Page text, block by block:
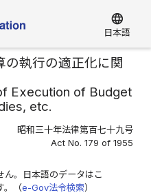
language
日本語
の執行の適正化に関
Execution of Budget
etc.
昭和三十年法律第百七十九号
Act No. 179 of 1955
ん。日本語のデータはこ
。（e-Gov法令検索）